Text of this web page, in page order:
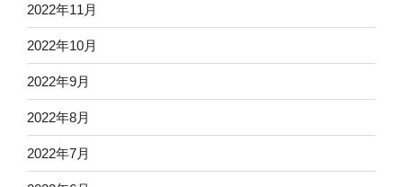
2022年11月
2022年10月
2022年9月
2022年8月
2022年7月